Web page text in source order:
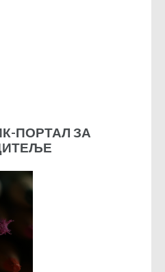
ПОРТАЛ ЗА